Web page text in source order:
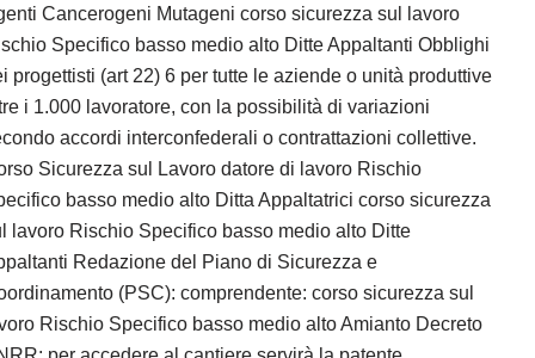
Cancerogeni Mutageni corso sicurezza sul lavoro
Specifico basso medio alto Ditte Appaltanti Obblighi
progettisti (art 22) 6 per tutte le aziende o unità produttive
i 1.000 lavoratore, con la possibilità di variazioni
accordi interconfederali o contrattazioni collettive.
Sicurezza sul Lavoro datore di lavoro Rischio
basso medio alto Ditta Appaltatrici corso sicurezza
lavoro Rischio Specifico basso medio alto Ditte
Redazione del Piano di Sicurezza e
(PSC): comprendente: corso sicurezza sul
Rischio Specifico basso medio alto Amianto Decreto